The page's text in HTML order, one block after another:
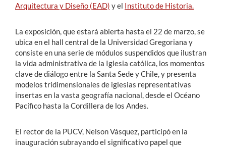
Arquitectura y Diseño (EAD) y el Instituto de Historia.
La exposición, que estará abierta hasta el 22 de marzo, se
ubica en el hall central de la Universidad Gregoriana y
consiste en una serie de módulos suspendidos que ilustran
la vida administrativa de la Iglesia católica, los momentos
clave de diálogo entre la Santa Sede y Chile, y presenta
modelos tridimensionales de iglesias representativas
insertas en la vasta geografía nacional, desde el Océano
Pacífico hasta la Cordillera de los Andes.
El rector de la PUCV, Nelson Vásquez, participó en la
inauguración subrayando el significativo papel que